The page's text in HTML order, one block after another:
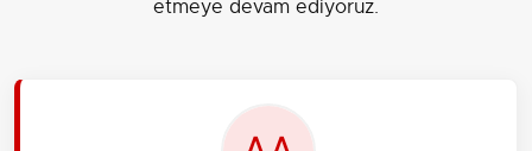
etmeye devam ediyoruz.